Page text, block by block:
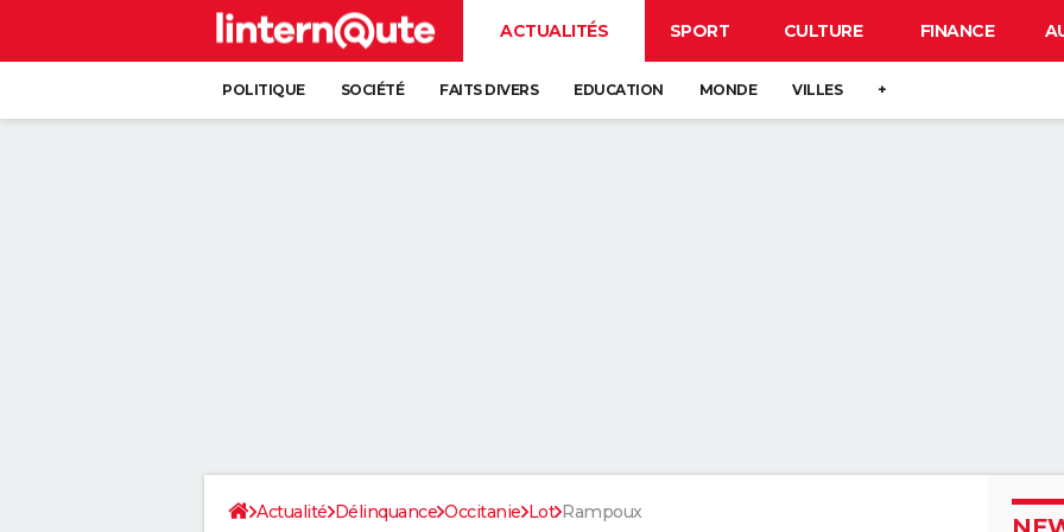
ACTUALITÉS SPORT CULTURE FINANCE
POLITIQUE SOCIÉTÉ FAITS DIVERS EDUCATION MONDE VILLES +
Actualité Délinquance Occitanie Lot Rampoux